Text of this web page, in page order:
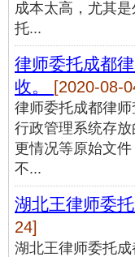
成本太高，尤其
托...
律师委托成都
收。
[2020-08-
律师委托成都律
行政管理系统存
更情况等原始文
不...
湖北王律师委
24]
湖北王律师委托